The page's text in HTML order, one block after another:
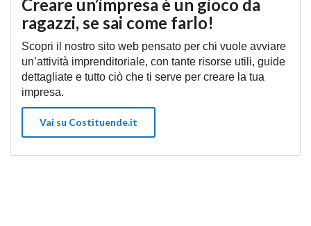
Creare un’impresa è un gioco da
ragazzi, se sai come farlo!
Scopri il nostro sito web pensato per chi vuole avviare
un’attività imprenditoriale, con tante risorse utili, guide
dettagliate e tutto ciò che ti serve per creare la tua
impresa.
Vai su Costituende.it